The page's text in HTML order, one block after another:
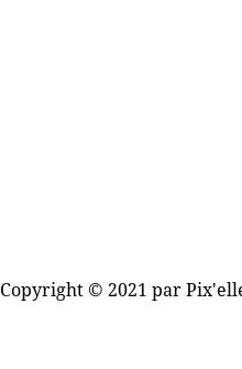
Copyright © 2021 par